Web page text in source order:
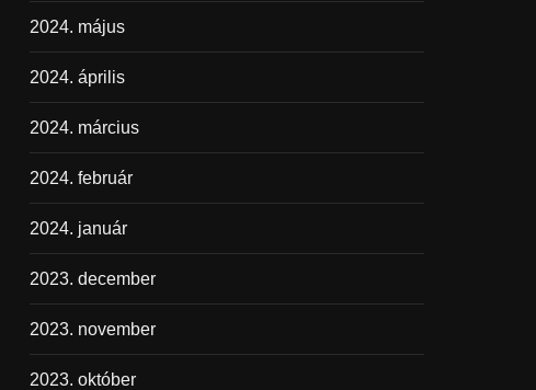
2024. május
2024. április
2024. március
2024. február
2024. január
2023. december
2023. november
2023. október